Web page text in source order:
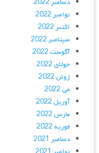
دسامبر 2022
نوامبر 2022
اکتبر 2022
سپتامبر 2022
آگوست 2022
جولای 2022
ژوئن 2022
می 2022
آوریل 2022
مارس 2022
فوریه 2022
دسامبر 2021